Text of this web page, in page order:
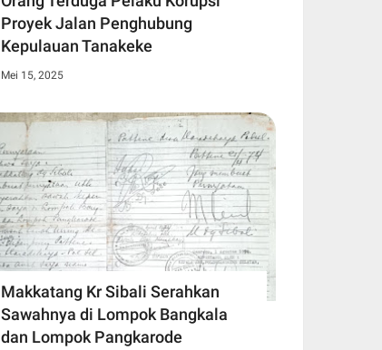
Proyek Jalan Penghubung
Kepulauan Tanakeke
Mei 15, 2025
Makkatang Kr Sibali Serahkan
Sawahnya di Lompok Bangkala
dan Lompok Pangkarode